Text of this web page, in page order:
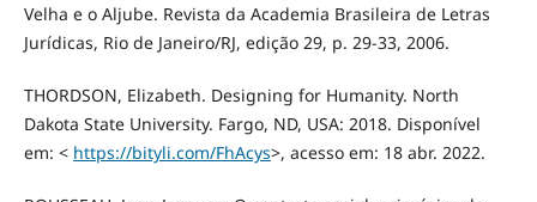
Velha e o Aljube. Revista da Academia Brasileira de Letras
Jurídicas, Rio de Janeiro/RJ, edição 29, p. 29-33, 2006.
THORDSON, Elizabeth. Designing for Humanity. North
Dakota State University. Fargo, ND, USA: 2018. Disponível
em: < https://bityli.com/FhAcys>, acesso em: 18 abr. 2022.